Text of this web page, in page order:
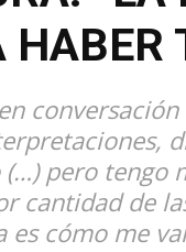
HABER
pero tengo
cantidad de
es cómo me